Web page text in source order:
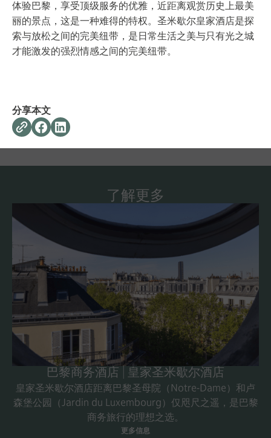
体验巴黎，享受顶级服务的优雅，近距离观赏历史上最美
丽的景点，这是一种难得的特权。圣米歇尔皇家酒店是探
索与放松之间的完美纽带，是日常生活之美与只有光之城
才能激发的强烈情感之间的完美纽带。
分享本文
了解更多
巴黎商务酒店 | 皇家圣米歇尔酒店
皇家圣米歇尔酒店距离巴黎圣母院（Notre-Dame）和卢
森堡公园（Jardin du Luxembourg）仅咫尺之遥，是巴黎
商务旅行的理想之选。
更多信息